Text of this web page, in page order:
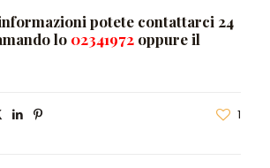
potete contattarci 24
lo 02341972 oppure il
1